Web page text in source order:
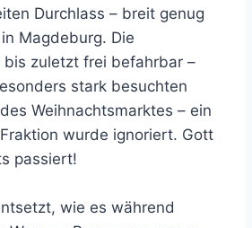
Durchlass – breit genug
Magdeburg. Die
bis zuletzt frei befahrbar –
stark besuchten
Weihnachtsmarktes – ein
wurde ignoriert. Gott
passiert!
wie es während